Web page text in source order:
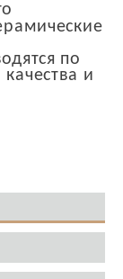
по
и